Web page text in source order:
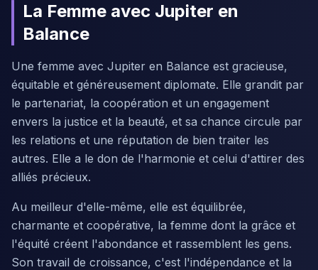
La Femme avec Jupiter en
Balance
Une femme avec Jupiter en Balance est gracieuse,
équitable et généreusement diplomate. Elle grandit par
le partenariat, la coopération et un engagement
envers la justice et la beauté, et sa chance circule par
les relations et une réputation de bien traiter les
autres. Elle a le don de l'harmonie et celui d'attirer des
alliés précieux.
Au meilleur d'elle-même, elle est équilibrée,
charmante et coopérative, la femme dont la grâce et
l'équité créent l'abondance et rassemblent les gens.
Son travail de croissance, c'est l'indépendance et la